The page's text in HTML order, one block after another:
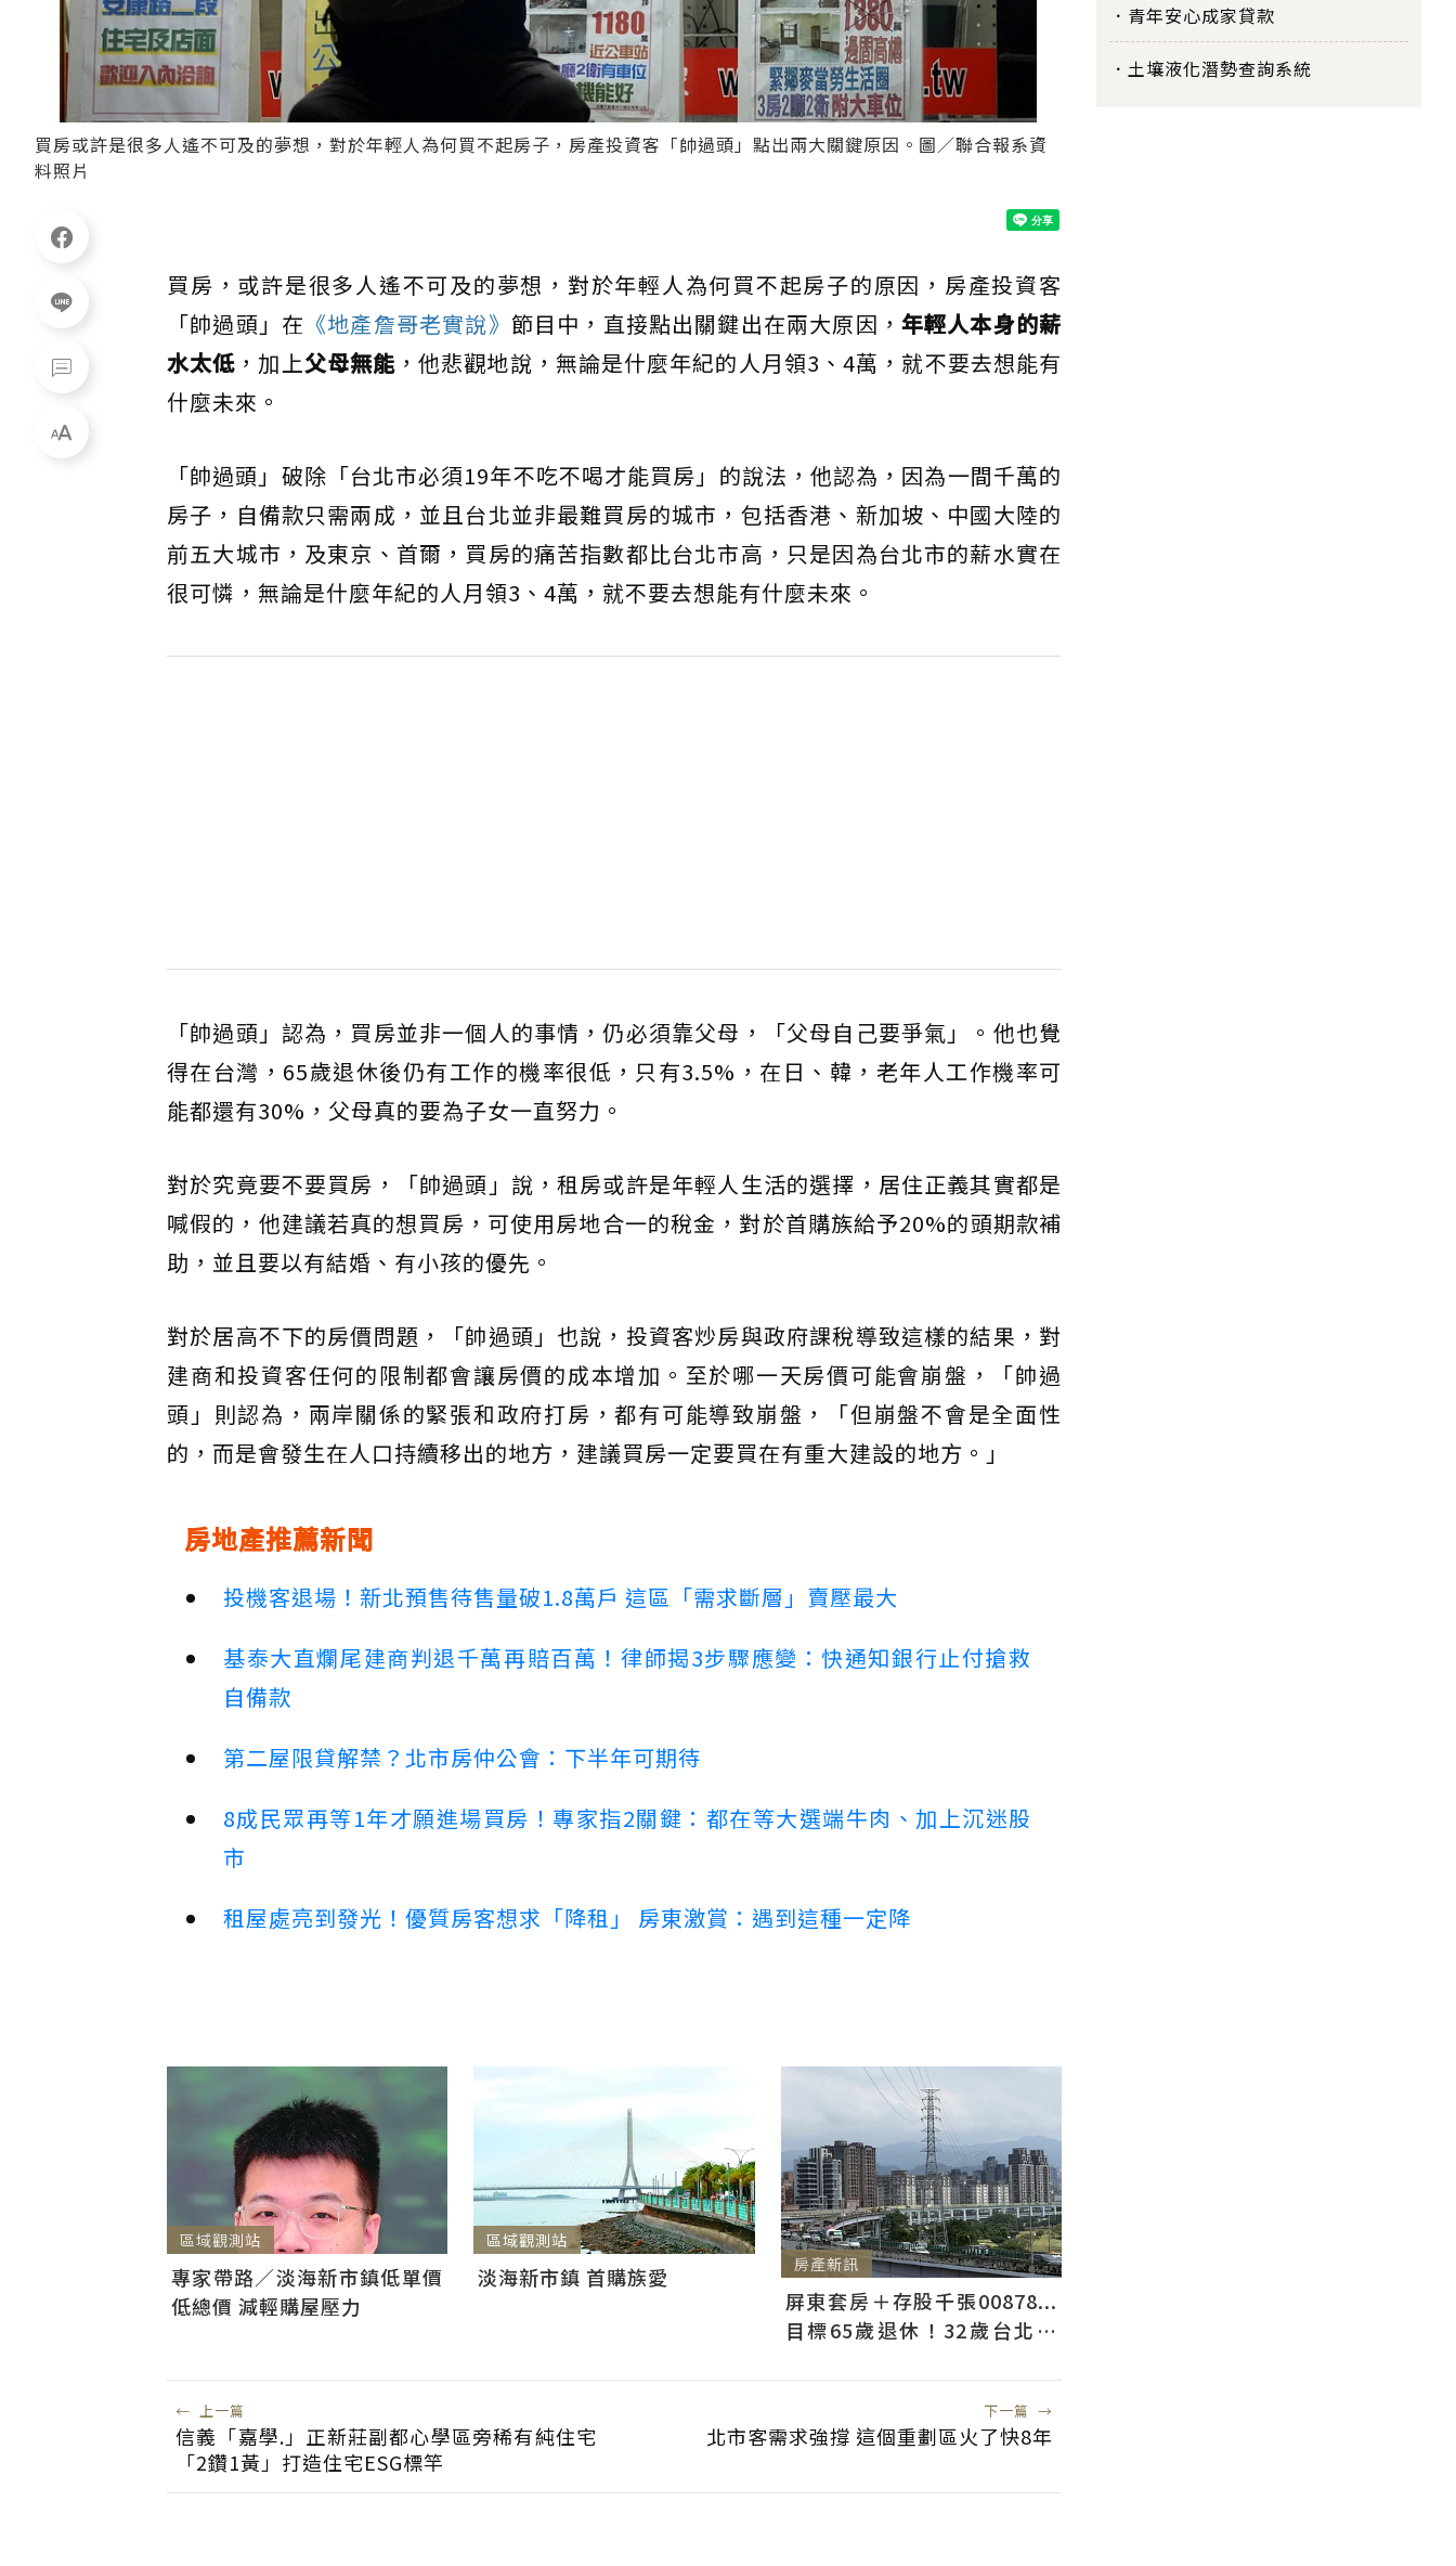
買房或許是很多人遙不可及的夢想，對於年輕人為何買不起房子，房產投資客「帥過頭」點出兩大關鍵原因。圖／聯合報系資
料照片
買房，或許是很多人遙不可及的夢想，對於年輕人為何買不起房子的原因，房產投資客
「帥過頭」在 《地產詹哥老實說》 節目中，直接點出關鍵出在兩大原因， 年輕人本身的薪
水太低 ，加上父母無能 ，他悲觀地說，無論是什麼年紀的人月領3、4萬，就不要去想能有
什麼未來。
「帥過頭」破除「台北市必須19年不吃不喝才能買房」的說法，他認為，因為一間千萬的
房子，自備款只需兩成，並且台北並非最難買房的城市，包括香港、新加坡、中國大陸的
前五大城市，及東京、首爾，買房的痛苦指數都比台北市高，只是因為台北市的薪水實在
很可憐，無論是什麼年紀的人月領3、4萬，就不要去想能有什麼未來。
「帥過頭」認為，買房並非一個人的事情，仍必須靠父母，「父母自己要爭氣」。他也覺
得在台灣，65歲退休後仍有工作的機率很低，只有3.5%，在日、韓，老年人工作機率可
能都還有30%，父母真的要為子女一直努力。
對於究竟要不要買房，「帥過頭」說，租房或許是年輕人生活的選擇，居住正義其實都是
喊假的，他建議若真的想買房，可使用房地合一的稅金，對於首購族給予20%的頭期款補
助，並且要以有結婚、有小孩的優先。
對於居高不下的房價問題，「帥過頭」也說，投資客炒房與政府課稅導致這樣的結果，對
建商和投資客任何的限制都會讓房價的成本增加。至於哪一天房價可能會崩盤，「帥過
頭」則認為，兩岸關係的緊張和政府打房，都有可能導致崩盤，「但崩盤不會是全面性
的，而是會發生在人口持續移出的地方，建議買房一定要買在有重大建設的地方。」
房地產推薦新聞
投機客退場！新北預售待售量破1.8萬戶 這區「需求斷層」賣壓最大
基泰大直爛尾建商判退千萬再賠百萬！律師揭3步驟應變：快通知銀行止付搶救
自備款
第二屋限貸解禁？北市房仲公會：下半年可期待
8成民眾再等1年才願進場買房！專家指2關鍵：都在等大選端牛肉、加上沉迷股
市
租屋處亮到發光！優質房客想求「降租」 房東激賞：遇到這種一定降
區域觀測站
專家帶路／淡海新市鎮低單價
低總價 減輕購屋壓力
區域觀測站
淡海新市鎮 首購族愛 房產新訊
屏東套房＋存股千張00878...
目標65歲退休！32歲台北人
← 上一篇
信義「嘉學.」正新莊副都心學區旁稀有純住宅
「2鑽1黃」打造住宅ESG標竿
下一篇 →
北市客需求強撐 這個重劃區火了快8年
青年安心成家貸款
土壤液化潛勢查詢系統